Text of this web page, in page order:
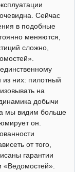
Сейчас
в подобные
меняются,
сложно,
из них: пилотный
на
добычи
мы видим больше
он.
от того,
гарантии
«Ведомостей».